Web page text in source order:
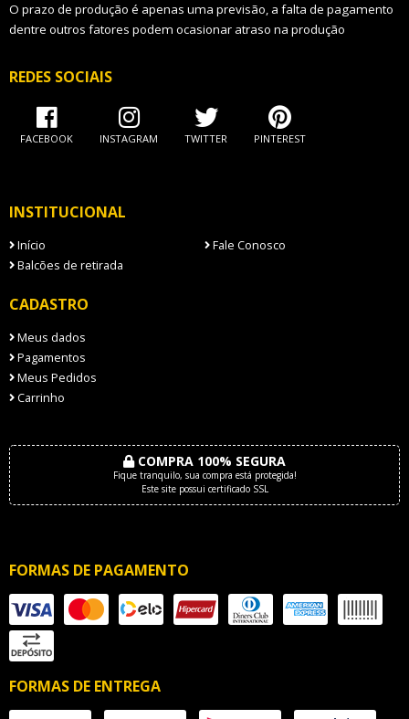
O prazo de produção é apenas uma previsão, a falta de pagamento
dentre outros fatores podem ocasionar atraso na produção
REDES SOCIAIS
FACEBOOK INSTAGRAM TWITTER PINTEREST
INSTITUCIONAL
Início
Fale Conosco
Balcões de retirada
CADASTRO
Meus dados
Pagamentos
Meus Pedidos
Carrinho
COMPRA 100% SEGURA
Fique tranquilo, sua compra está protegida!
Este site possui certificado SSL
FORMAS DE PAGAMENTO
FORMAS DE ENTREGA